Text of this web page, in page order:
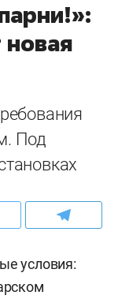
новая
Под
условия: